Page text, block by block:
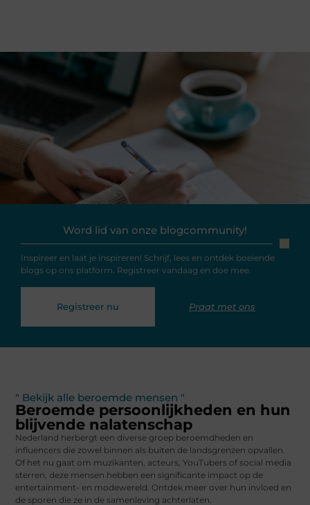
Word lid van onze blogcommunity!
Inspireer en laat je inspireren! Schrijf, lees en ontdek boeiende
blogs op ons platform. Registreer vandaag en doe mee.
Registreer nu Praat met ons
" Bekijk alle beroemde mensen "
Beroemde persoonlijkheden en hun
blijvende nalatenschap
Nederland herbergt een diverse groep beroemdheden en
influencers die zowel binnen als buiten de landsgrenzen opvallen.
Of het nu gaat om muzikanten, acteurs, YouTubers of social media
sterren, deze mensen hebben een significante impact op de
entertainment- en modewereld. Ontdek meer over hun invloed en
de sporen die ze in de samenleving achterlaten.